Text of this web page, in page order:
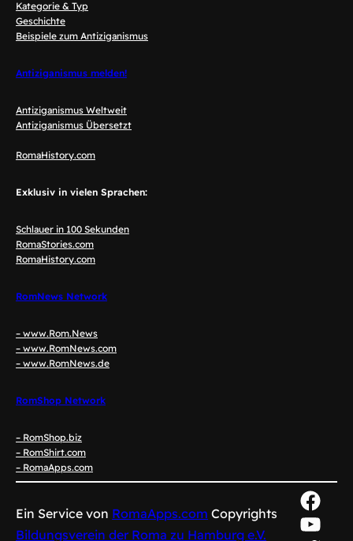
Kategorie & Typ
Geschichte
Beispiele zum Antiziganismus
Antiziganismus melden!
Antiziganismus Weltweit
Antiziganismus Übersetzt
RomaHistory.com
Exklusiv in vielen Sprachen:
Schlauer in 100 Sekunden
RomaStories.com
RomaHistory.com
RomNews Network
– www.Rom.News
– www.RomNews.com
– www.RomNews.de
RomShop Network
– RomShop.biz
– RomShirt.com
– RomaApps.com
Ein Service von RomaApps.com Copyrights
Bildungsverein der Roma zu Hamburg e.V.